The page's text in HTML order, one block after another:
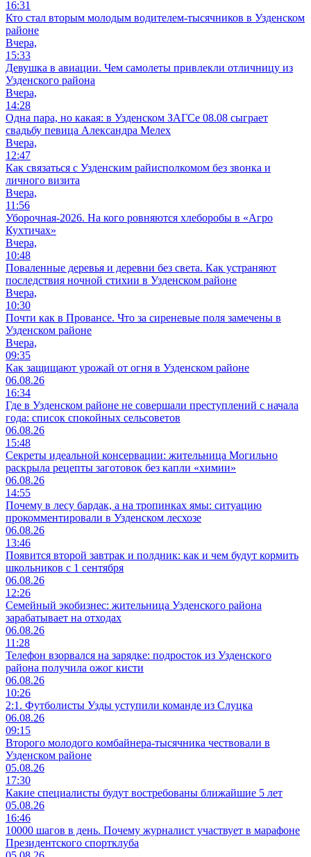
16:31
Кто стал вторым молодым водителем-тысячников в Узденском
районе
Вчера,
15:33
Девушка в авиации. Чем самолеты привлекли отличницу из
Узденского района
Вчера,
14:28
Одна пара, но какая: в Узденском ЗАГСе 08.08 сыграет
свадьбу певица Александра Мелех
Вчера,
12:47
Как связаться с Узденским райисполкомом без звонка и
личного визита
Вчера,
11:56
Уборочная-2026. На кого ровняются хлеборобы в «Агро
Кухтичах»
Вчера,
10:48
Поваленные деревья и деревни без света. Как устраняют
последствия ночной стихии в Узденском районе
Вчера,
10:30
Почти как в Провансе. Что за сиреневые поля замечены в
Узденском районе
Вчера,
09:35
Как защищают урожай от огня в Узденском районе
06.08.26
16:34
Где в Узденском районе не совершали преступлений с начала
года: список спокойных сельсоветов
06.08.26
15:48
Секреты идеальной консервации: жительница Могильно
раскрыла рецепты заготовок без капли «химии»
06.08.26
14:55
Почему в лесу бардак, а на тропинках ямы: ситуацию
прокомментировали в Узденском лесхозе
06.08.26
13:46
Появится второй завтрак и полдник: как и чем будут кормить
школьников с 1 сентября
06.08.26
12:26
Семейный экобизнес: жительница Узденского района
зарабатывает на отходах
06.08.26
11:28
Телефон взорвался на зарядке: подросток из Узденского
района получила ожог кисти
06.08.26
10:26
2:1. Футболисты Узды уступили команде из Слуцка
06.08.26
09:15
Второго молодого комбайнера-тысячника чествовали в
Узденском районе
05.08.26
17:30
Какие специалисты будут востребованы ближайшие 5 лет
05.08.26
16:46
10000 шагов в день. Почему журналист участвует в марафоне
Президентского спортклуба